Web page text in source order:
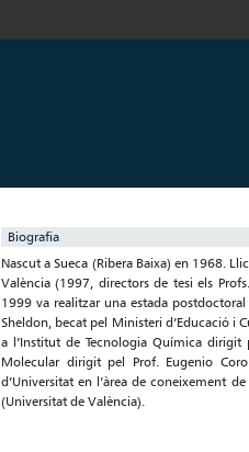
Biografia
Nascut a Sueca (Ribera Baixa) en 1968.
València (1997, directors de tesi els
1999 va realitzar una estada
Sheldon, becat pel Ministeri d’Educació i
a l’Institut de Tecnologia Química
Molecular dirigit pel Prof. Eugenio
d’Universitat en l’àrea de coneixement
(Universitat de València).